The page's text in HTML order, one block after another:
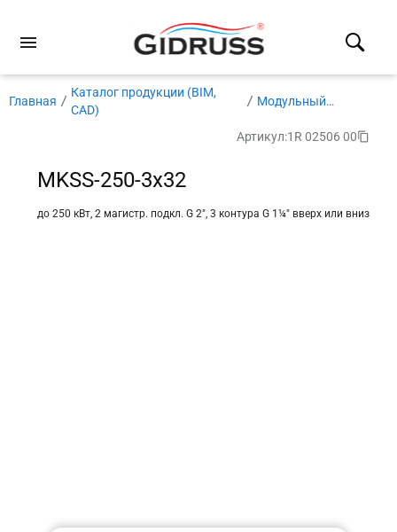
Главная
Каталог продукции (BIM,
CAD)
Модульный
Артикул:1R 02506 00
MKSS-250-3x32
до 250 кВт, 2 магистр. подкл. G 2″, 3 контура G 1¼″ вверх или вниз